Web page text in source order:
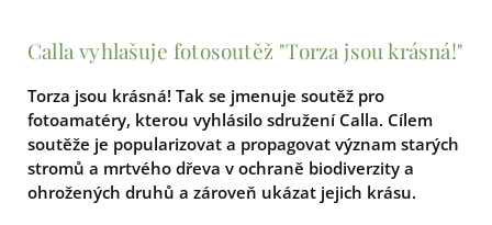
Calla vyhlašuje fotosoutěž "Torza jsou krásná!"
Torza jsou krásná! Tak se jmenuje soutěž pro
fotoamatéry, kterou vyhlásilo sdružení Calla. Cílem
soutěže je popularizovat a propagovat význam starých
stromů a mrtvého dřeva v ochraně biodiverzity a
ohrožených druhů a zároveň ukázat jejich krásu.